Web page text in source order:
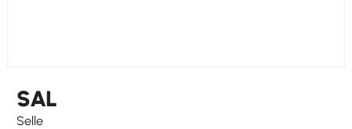
SAL
Selle